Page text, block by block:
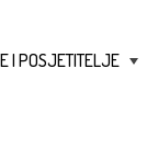
I POSJETITELJE